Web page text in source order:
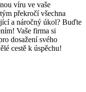
víru ve vaše
překročí všechna
a náročný úkol? Buďte
Vaše firma si
dosažení svého
cestě k úspěchu!